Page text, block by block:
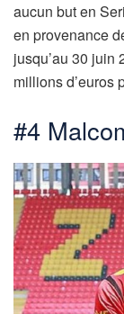
aucun but en
en provenance
jusqu’au 30 juin
millions d’euros
#4